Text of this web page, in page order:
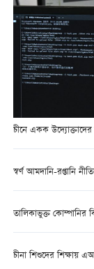
চীনে একক
স্বর্ণ আমদানি-রপ্তানি
তালিকাভুক্ত কোম্পানির
চীনা শিশুদের শিক্ষায়